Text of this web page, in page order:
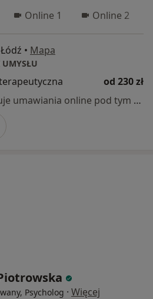
Online 1 Online 2
• Mapa
od 230 zł
Specjalista nie oferuje umawiania online pod tym adresem.
Psycholog · Więcej